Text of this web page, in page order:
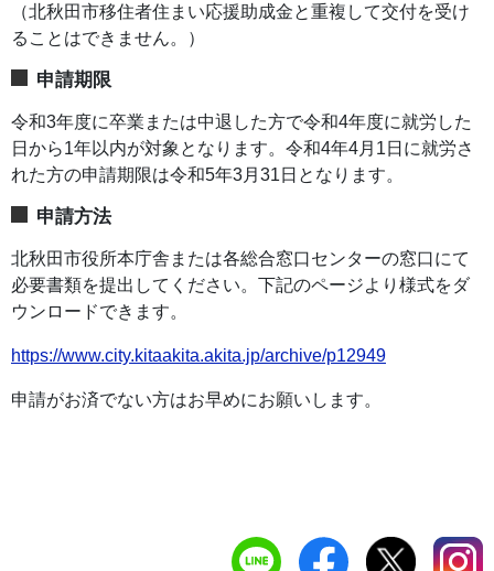
（北秋田市移住者住まい応援助成金と重複して交付を受け
ることはできません。）
申請期限
令和3年度に卒業または中退した方で令和4年度に就労した
日から1年以内が対象となります。令和4年4月1日に就労さ
れた方の申請期限は令和5年3月31日となります。
申請方法
北秋田市役所本庁舎または各総合窓口センターの窓口にて
必要書類を提出してください。下記のページより様式をダ
ウンロードできます。
https://www.city.kitaakita.akita.jp/archive/p12949
申請がお済でない方はお早めにお願いします。